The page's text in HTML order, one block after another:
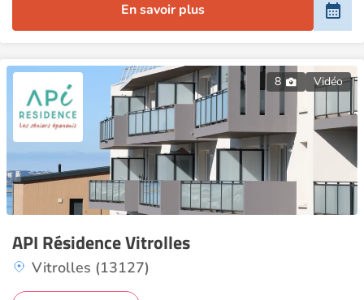
En savoir plus
8 Vidéo
API Résidence Vitrolles
Vitrolles (13127)